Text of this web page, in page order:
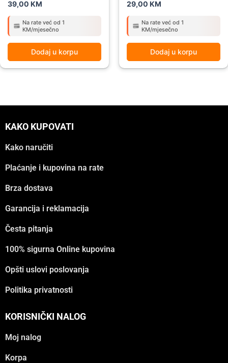
39,00 KM
Na rate već od 1
KM/mjesečno
Dodaj u korpu
29,00 KM
Na rate već od 1
KM/mjesečno
Dodaj u korpu
KAKO KUPOVATI
Kako naručiti
Plaćanje i kupovina na rate
Brza dostava
Garancija i reklamacija
Česta pitanja
100% sigurna Online kupovina
Opšti uslovi poslovanja
Politika privatnosti
KORISNIČKI NALOG
Moj nalog
Korpa